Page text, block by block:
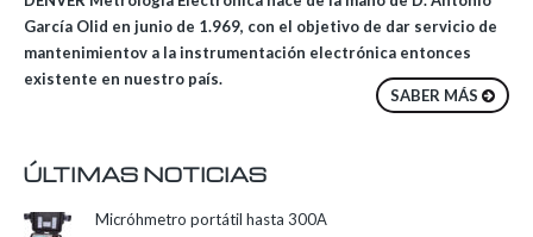
García Olid en junio de 1.969, con el objetivo de dar servicio de
mantenimientov a la instrumentación electrónica entonces
existente en nuestro país.
SABER MÁS
ÚLTIMAS NOTICIAS
Micróhmetro portátil hasta 300A